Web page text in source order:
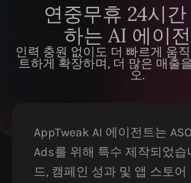
연중무휴 24시
하는 AI 에이
인력 충원 없이도 더 빠르게 움
트하게 확장하며, 더 많은 매출
오.
AppTweak AI 에이전트는
Ads를 위해 특수 제작되었습
드, 캠페인 성과 및 앱 스토어